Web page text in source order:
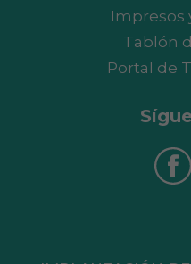
Impresos
Tablón
Portal de